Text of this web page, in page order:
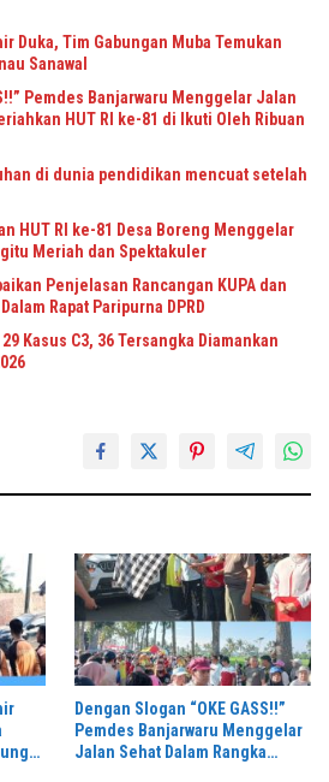
Duka, Tim Gabungan Muba Temukan
Sanawal
Pemdes Banjarwaru Menggelar Jalan
HUT RI ke-81 di Ikuti Oleh Ribuan
di dunia pendidikan mencuat setelah
HUT RI ke-81 Desa Boreng Menggelar
Meriah dan Spektakuler
Penjelasan Rancangan KUPA dan
Rapat Paripurna DPRD
Kasus C3, 36 Tersangka Diamankan
Dengan Slogan “OKE GASS!!”
Pemdes Banjarwaru Menggelar
Jalan Sehat Dalam Rangka